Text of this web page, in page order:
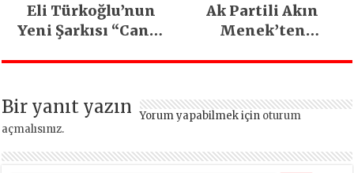
Eli Türkoğlu’nun
Yeni Şarkısı “Canın
İlgi Gördü!..
Ak Partili Akın
Menek’ten
heyelan sonrası
Bir yanıt yazın Yorum yapabilmek için oturum
açmalısınız.